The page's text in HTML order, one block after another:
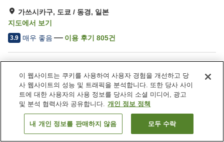
가쓰시카구, 도쿄 / 동경, 일본
지도에서 보기
3.9 매우 좋음 이용 후기 805건
주차장
레스토랑
자동판매기
세탁 (유료)
객실 보기
이 웹사이트는 쿠키를 사용하여 사용자 경험을 개선하고 당
사 웹사이트의 성능 및 트래픽을 분석합니다. 또한 당사 사이
트에 대한 사용자의 사용 정보를 당사의 소셜 미디어, 광고
및 분석 협력사와 공유합니다. 개인 정보 정책
내 개인 정보를 판매하지 않음 모두 수락